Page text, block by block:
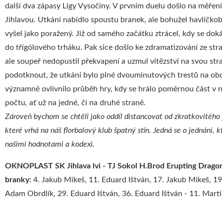
další dva zápasy Ligy Vysočiny. V prvním duelu došlo na
Jihlavou. Utkání nabídlo spoustu branek, ale bohužel
vyšel jako poražený. Již od samého začátku ztrácel, kdy se
do třígólového trháku. Pak sice došlo ke zdramatizování ze
ale soupeř nedopustil překvapení a uzmul vítězství na svou
podotknout, že utkání bylo plné dvouminutových trestů na
významně ovlivnilo průběh hry, kdy se hrálo poměrnou část v
počtu, ať už na jedné, či na druhé straně.
Zároveň bychom se chtěli jako oddíl distancovat od
které vrhá na náš florbalový klub špatný stín. Jedná se o jednání,
našimi hodnotami a kodexi.
OKNOPLAST SK Jihlava lvi - TJ Sokol H.Brod Erupting
branky: 4. Jakub Mikeš, 11. Eduard Ištván, 17. Jakub Mikeš,
Adam Obrdlík, 29. Eduard Ištván, 36. Eduard Ištván - 11.